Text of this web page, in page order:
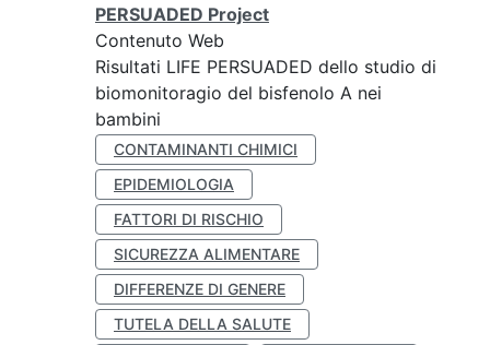
PERSUADED Project
Contenuto Web
Risultati LIFE PERSUADED dello studio di
biomonitoragio del bisfenolo A nei
bambini
CONTAMINANTI CHIMICI
EPIDEMIOLOGIA
FATTORI DI RISCHIO
SICUREZZA ALIMENTARE
DIFFERENZE DI GENERE
TUTELA DELLA SALUTE